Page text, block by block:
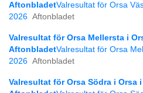
AftonbladetValresultat för Orsa
2026 Aftonbladet
Valresultat för Orsa Mellersta i
AftonbladetValresultat för Orsa
2026 Aftonbladet
Valresultat för Orsa Södra i Orsa